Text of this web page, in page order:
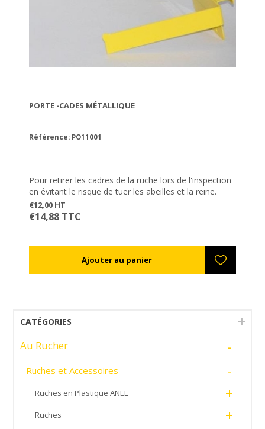
PORTE -CADES MÉTALLIQUE
Référence: PO11001
Pour retirer les cadres de la ruche lors de l'inspection
en évitant le risque de tuer les abeilles et la reine.
€12,00 HT
€14,88 TTC
CATÉGORIES
Au Rucher -
Ruches et Accessoires -
Ruches en Plastique ANEL +
Ruches +